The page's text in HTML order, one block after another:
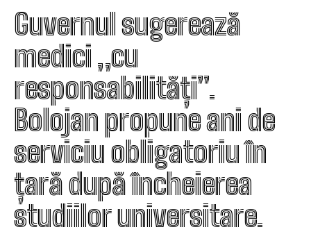
Guvernul sugerează
medici „cu
responsabilități”.
Bolojan propune ani de
serviciu obligatoriu în
țară după încheierea
studiilor universitare.